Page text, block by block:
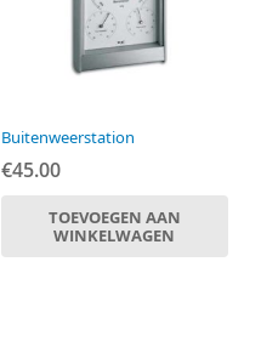
Buitenweerstation
€45.00
TOEVOEGEN AAN
WINKELWAGEN